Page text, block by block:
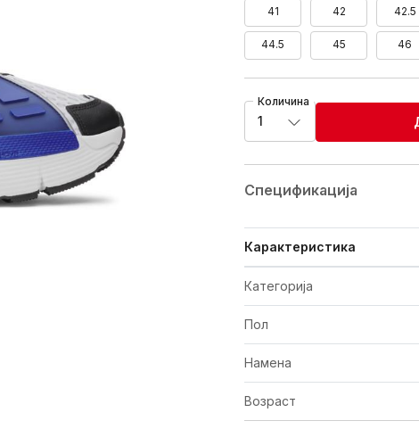
41 42 42.5
44.5 45 46
Количина
1
Спецификацијa
Карактеристика
Категорија
Пол
Намена
Возраст